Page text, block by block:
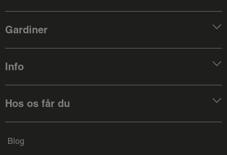
Gardiner
Info
Hos os får du
Blog